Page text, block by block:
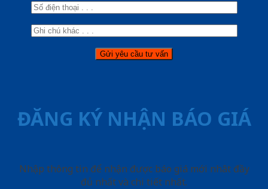
ĐĂNG KÝ NHẬN BÁO GIÁ
Nhập thông tin để nhận được báo giá mới nhât đầy
đủ nhất và chi tiết nhất.